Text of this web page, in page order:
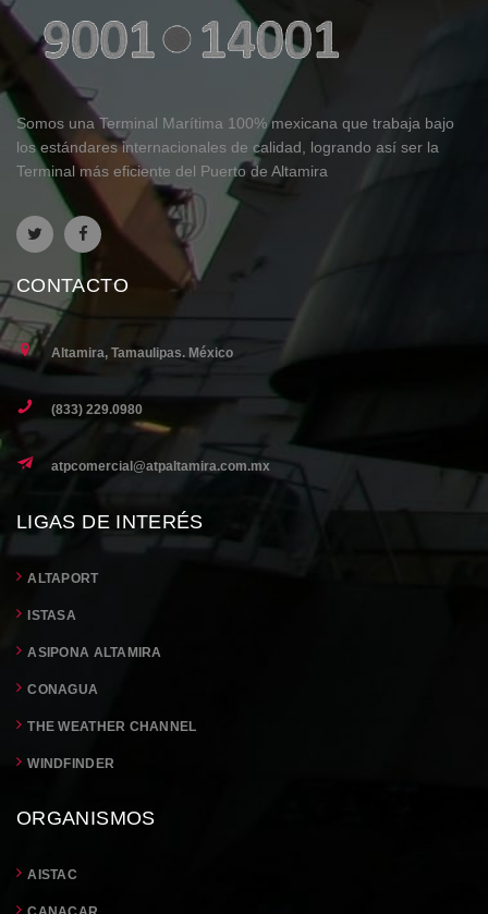
Somos una Terminal Marítima 100% mexicana que trabaja bajo
los estándares internacionales de calidad, logrando así ser la
Terminal más eficiente del Puerto de Altamira
CONTACTO
Altamira, Tamaulipas. México
(833) 229.0980
atpcomercial@atpaltamira.com.mx
LIGAS DE INTERÉS
ALTAPORT
ISTASA
ASIPONA ALTAMIRA
CONAGUA
THE WEATHER CHANNEL
WINDFINDER
ORGANISMOS
AISTAC